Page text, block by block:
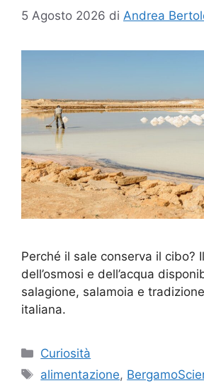
5 Agosto 2026 di Andrea
Perché il sale conserva il cibo?
dell’osmosi e dell’acqua
salagione, salamoia e
italiana.
Categorie
Curiosità
Tag
alimentazione,